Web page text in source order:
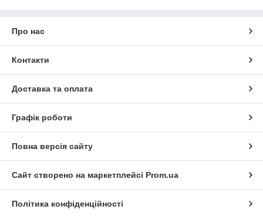
Про нас
Контакти
Доставка та оплата
Графік роботи
Повна версія сайту
Сайт створено на маркетплейсі Prom.ua
Політика конфіденційності